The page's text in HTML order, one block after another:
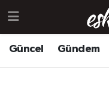
Güncel Gündem